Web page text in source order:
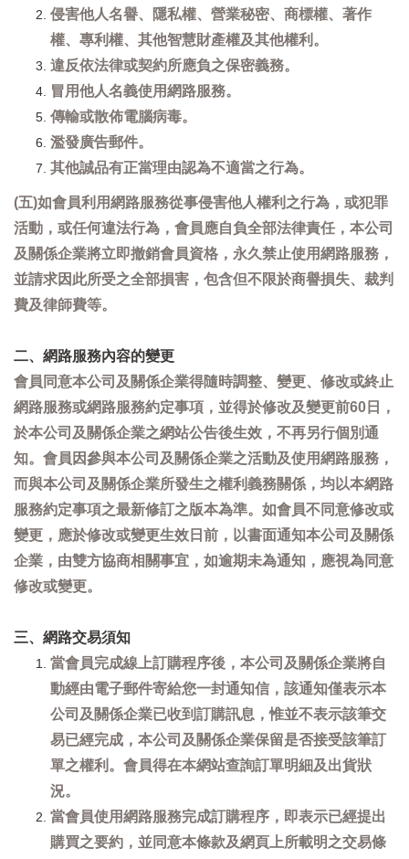
侵害他人名譽、隱私權、營業秘密、商標權、著作
權、專利權、其他智慧財產權及其他權利。
違反依法律或契約所應負之保密義務。
冒用他人名義使用網路服務。
傳輸或散佈電腦病毒。
濫發廣告郵件。
其他誠品有正當理由認為不適當之行為。
(五)如會員利用網路服務從事侵害他人權利之行為，或犯罪
活動，或任何違法行為，會員應自負全部法律責任，本公司
及關係企業將立即撤銷會員資格，永久禁止使用網路服務，
並請求因此所受之全部損害，包含但不限於商譽損失、裁判
費及律師費等。
二、網路服務內容的變更
會員同意本公司及關係企業得隨時調整、變更、修改或終止
網路服務或網路服務約定事項，並得於修改及變更前60日，
於本公司及關係企業之網站公告後生效，不再另行個別通
知。會員因參與本公司及關係企業之活動及使用網路服務，
而與本公司及關係企業所發生之權利義務關係，均以本網路
服務約定事項之最新修訂之版本為準。如會員不同意修改或
變更，應於修改或變更生效日前，以書面通知本公司及關係
企業，由雙方協商相關事宜，如逾期未為通知，應視為同意
修改或變更。
三、網路交易須知
當會員完成線上訂購程序後，本公司及關係企業將自
動經由電子郵件寄給您一封通知信，該通知僅表示本
公司及關係企業已收到訂購訊息，惟並不表示該筆交
易已經完成，本公司及關係企業保留是否接受該筆訂
單之權利。會員得在本網站查詢訂單明細及出貨狀
況。
當會員使用網路服務完成訂購程序，即表示已經提出
購買之要約，並同意本條款及網頁上所載明之交易條